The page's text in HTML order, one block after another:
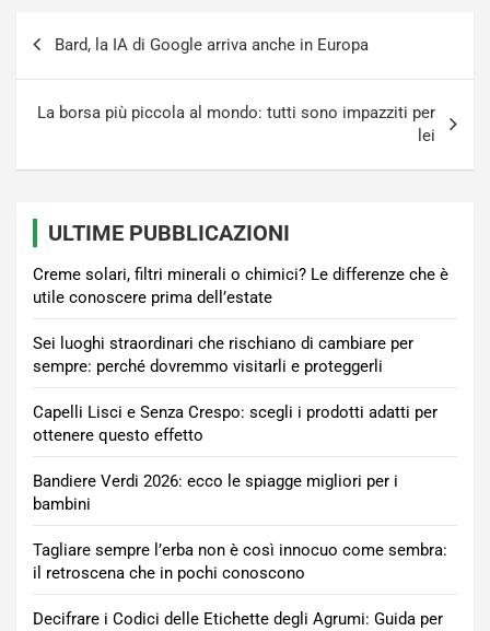
articoli
Bard, la IA di Google arriva anche in Europa
La borsa più piccola al mondo: tutti sono impazziti per
lei
ULTIME PUBBLICAZIONI
Creme solari, filtri minerali o chimici? Le differenze che è
utile conoscere prima dell’estate
Sei luoghi straordinari che rischiano di cambiare per
sempre: perché dovremmo visitarli e proteggerli
Capelli Lisci e Senza Crespo: scegli i prodotti adatti per
ottenere questo effetto
Bandiere Verdi 2026: ecco le spiagge migliori per i
bambini
Tagliare sempre l’erba non è così innocuo come sembra:
il retroscena che in pochi conoscono
Decifrare i Codici delle Etichette degli Agrumi: Guida per